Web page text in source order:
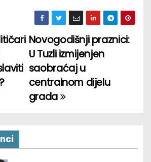
Novogodišnji praznici:
U Tuzli izmijenjen
saobraćaj u
centralnom dijelu
grada